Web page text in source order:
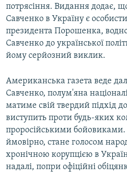
потрясіння. Видання додає,
Савченко в Україну є
президента Порошенка,
Савченко до української
йому серйозний виклик.
Американська газета веде
Савченко, полум'яна
матиме свій твердий підхід
виступить проти будь-яких
проросійськими
ймовірно, стане голосом
хронічною корупцією в
надалі, попри офіційні